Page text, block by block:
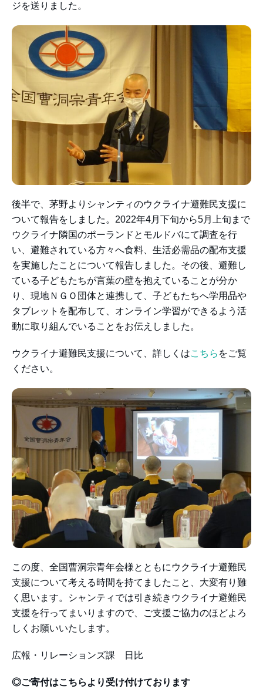
ジを送りました。
後半で、茅野よりシャンティのウクライナ避難民支援に
ついて報告をしました。2022年4月下旬から5月上旬まで
ウクライナ隣国のポーランドとモルドバにて調査を行
い、避難されている方々へ食料、生活必需品の配布支援
を実施したことについて報告しました。その後、避難し
ている子どもたちが言葉の壁を抱えていることが分か
り、現地ＮＧＯ団体と連携して、子どもたちへ学用品や
タブレットを配布して、オンライン学習ができるよう活
動に取り組んでいることをお伝えしました。
ウクライナ避難民支援について、詳しくはこちら をご覧
ください。
この度、全国曹洞宗青年会様とともにウクライナ避難民
支援について考える時間を持てましたこと、大変有り難
く思います。シャンティでは引き続きウクライナ避難民
支援を行ってまいりますので、ご支援ご協力のほどよろ
しくお願いいたします。
広報・リレーションズ課 日比
◎ご寄付はこちらより受け付けております